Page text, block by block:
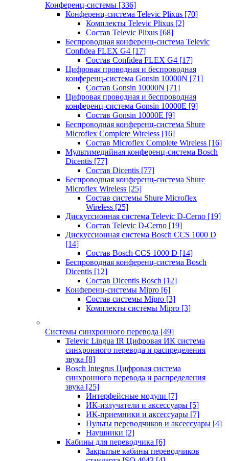
Конференц-системы [336]
Конференц-система Televic Plixus [70]
Комплекты Televic Plixus [2]
Состав Televic Plixus [68]
Беспроводная конференц-система Televic
Confidea FLEX G4 [17]
Состав Confidea FLEX G4 [17]
Цифровая проводная и беспроводная
конференц-система Gonsin 10000N [71]
Состав Gonsin 10000N [71]
Цифровая проводная и беспроводная
конференц-система Gonsin 10000E [9]
Состав Gonsin 10000E [9]
Беспроводная конференц-система Shure
Microflex Complete Wireless [16]
Состав Microflex Complete Wireless [16]
Мультимедийная конференц-система Bosch
Dicentis [77]
Состав Dicentis [77]
Беспроводная конференц-система Shure
Microflex Wireless [25]
Состав системы Shure Microflex
Wireless [25]
Дискуссионная система Televic D-Cerno [19]
Состав Televic D-Cerno [19]
Дискуссионная система Bosch CCS 1000 D
[14]
Состав Bosch CCS 1000 D [14]
Беспроводная конференц-система Bosch
Dicentis [12]
Состав Dicentis Bosch [12]
Конференц-системы Mipro [6]
Состав системы Mipro [3]
Комплекты системы Mipro [3]
Системы синхронного перевода [49]
Televic Lingua IR Цифровая ИК система
синхронного перевода и распределения
звука [8]
Bosch Integrus Цифровая система
синхронного перевода и распределения
звука [25]
Интерфейсные модули [7]
ИК-излучатели и аксессуары [5]
ИК-приемники и аксессуары [7]
Пульты переводчиков и аксессуары [4]
Наушники [2]
Кабины для переводчика [6]
Закрытые кабины переводчиков